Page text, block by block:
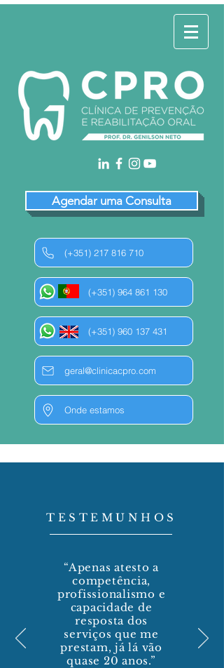
Agendar uma Consulta
(+351) 217 816 710
(+351) 964 861 130
(+351) 960 137 431
geral@clinicacpro.com
Onde estamos
TESTEMUNHOS
“Apenas atesto a
competência,
profissionalismo e
capacidade de
resposta dos
serviços que me
prestam, já lá vão
quase 20 anos.”